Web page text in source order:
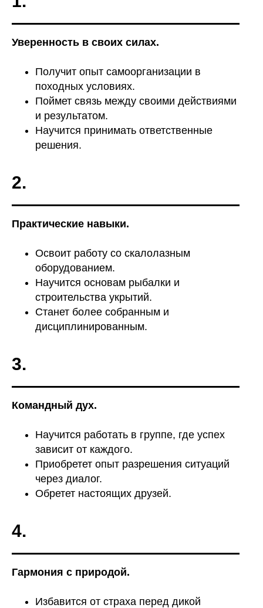
Уверенность в своих силах.
Получит опыт самоорганизации в
походных условиях.
Поймет связь между своими действиями
и результатом.
Научится принимать ответственные
решения.
2.
Практические навыки.
Освоит работу со скалолазным
оборудованием.
Научится основам рыбалки и
строительства укрытий.
Станет более собранным и
дисциплинированным.
3.
Командный дух.
Научится работать в группе, где успех
зависит от каждого.
Приобретет опыт разрешения ситуаций
через диалог.
Обретет настоящих друзей.
4.
Гармония с природой.
Избавится от страха перед дикой
КАК ПРОХОДИТ ПРОГРАММА
РУКОВОДИТЕЛЬ
ПРОГРАММЫ
1 ЭТАП